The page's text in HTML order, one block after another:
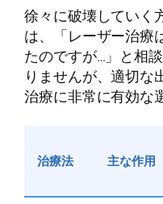
徐々に破壊していく
は、「レーザー治療
たのですが…」と相
りませんが、適切な
治療に非常に有効な
治療法 主な作用